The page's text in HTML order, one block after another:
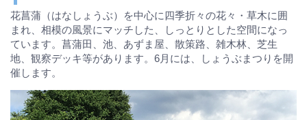
花菖蒲（はなしょうぶ）を中心に四季折々の花々・草木に囲
まれ、相模の風景にマッチした、しっとりとした空間になっ
ています。菖蒲田、池、あずま屋、散策路、雑木林、芝生
地、観察デッキ等があります。6月には、しょうぶまつりを開
催します。